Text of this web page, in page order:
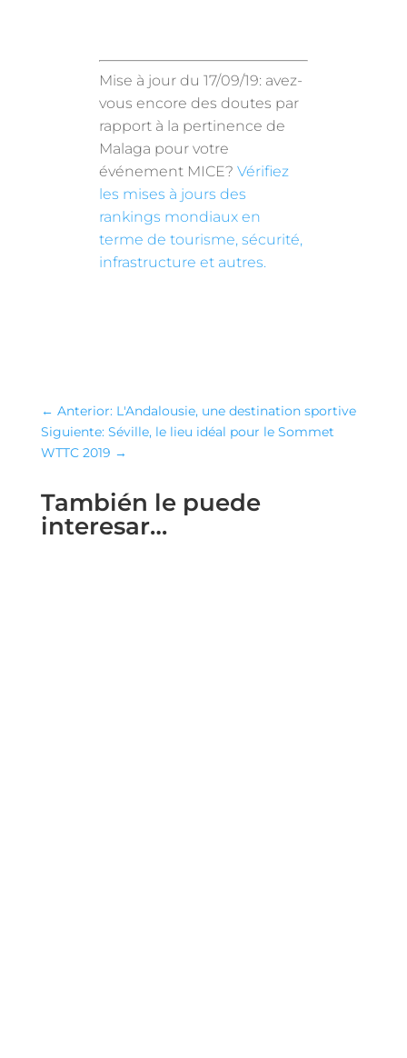
Mise à jour du 17/09/19: avez-
vous encore des doutes par
rapport à la pertinence de
Malaga pour votre
événement MICE?Vérifiez
les mises à jours des
rankings mondiaux en
terme de tourisme, sécurité,
infrastructure et autres.
← Anterior: L'Andalousie, une destination sportive
Siguiente: Séville, le lieu idéal pour le Sommet
WTTC 2019 →
También le puede
interesar…